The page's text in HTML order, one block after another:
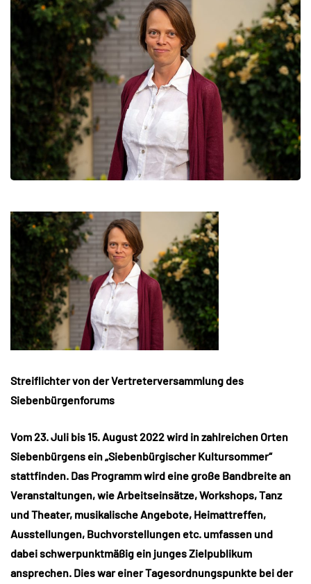
Streiflichter von der Vertreterversammlung des
Siebenbürgenforums
Vom 23. Juli bis 15. August 2022 wird in zahlreichen Orten
Siebenbürgens ein „Siebenbürgischer Kultursommer“
stattfinden. Das Programm wird eine große Bandbreite an
Veranstaltungen, wie Arbeitseinsätze, Workshops, Tanz
und Theater, musikalische Angebote, Heimattreffen,
Ausstellungen, Buchvorstellungen etc. umfassen und
dabei schwerpunktmäßig ein junges Zielpublikum
ansprechen. Dies war einer Tagesordnungspunkte bei der